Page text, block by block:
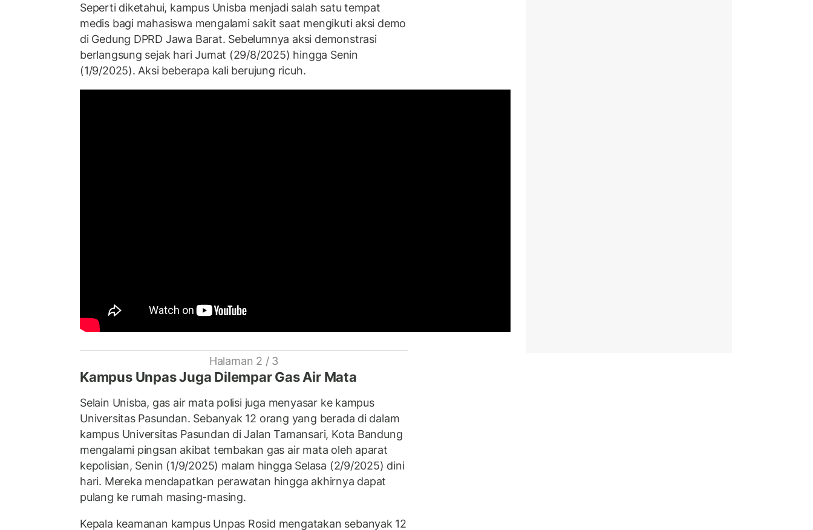
Seperti diketahui, kampus Unisba menjadi salah satu tempat
medis bagi mahasiswa mengalami sakit saat mengikuti aksi demo
di Gedung DPRD Jawa Barat. Sebelumnya aksi demonstrasi
berlangsung sejak hari Jumat (29/8/2025) hingga Senin
(1/9/2025). Aksi beberapa kali berujung ricuh.
Halaman 2 / 3
Kampus Unpas Juga Dilempar Gas Air Mata
Selain Unisba, gas air mata polisi juga menyasar ke kampus
Universitas Pasundan. Sebanyak 12 orang yang berada di dalam
kampus Universitas Pasundan di Jalan Tamansari, Kota Bandung
mengalami pingsan akibat tembakan gas air mata oleh aparat
kepolisian, Senin (1/9/2025) malam hingga Selasa (2/9/2025) dini
hari. Mereka mendapatkan perawatan hingga akhirnya dapat
pulang ke rumah masing-masing.
Kepala keamanan kampus Unpas Rosid mengatakan sebanyak 12